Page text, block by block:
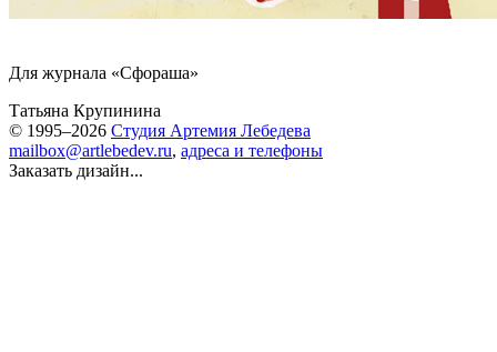
Для журнала «Сфораша»
Татьяна Крупинина
© 1995–2026 Студия Артемия Лебедева
mailbox@artlebedev.ru, адреса и телефоны
Заказать дизайн...